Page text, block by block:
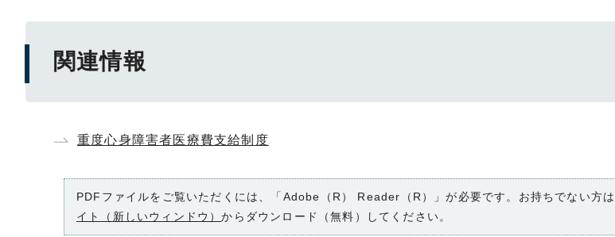
関連情報
重度心身障害者医療費支給制度
PDFファイルをご覧いただくには、「Adobe（R） Reader（R）」が必要です。お持ちでない方は
イト（新しいウィンドウ）からダウンロード（無料）してください。